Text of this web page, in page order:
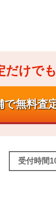
だけで
受付時間